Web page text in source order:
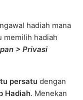
hadiah mana
memilih hadiah
> Privasi
persatu dengan
Hadiah. Menekan